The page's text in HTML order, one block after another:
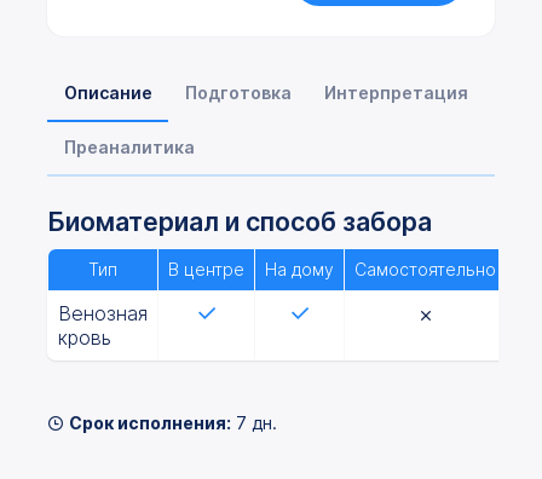
Описание Подготовка Интерпретация
Преаналитика
Биоматериал и способ забора
Тип В центре На дому Самостоятельно
Венозная
кровь
Срок исполнения: 7 дн.